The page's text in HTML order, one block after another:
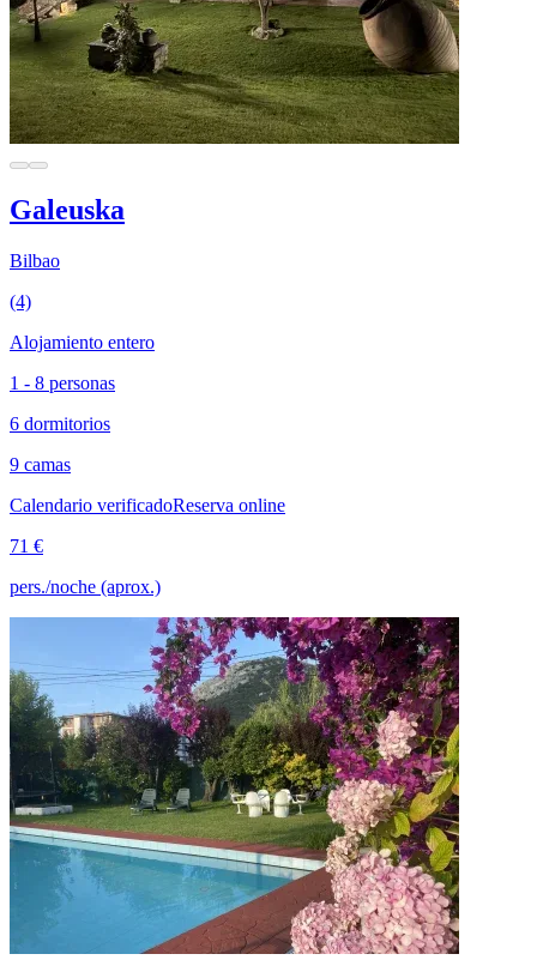
Galeuska
Bilbao
(4)
Alojamiento entero
1 - 8 personas
6 dormitorios
9 camas
Calendario verificadoReserva online
71 €
pers./noche (aprox.)